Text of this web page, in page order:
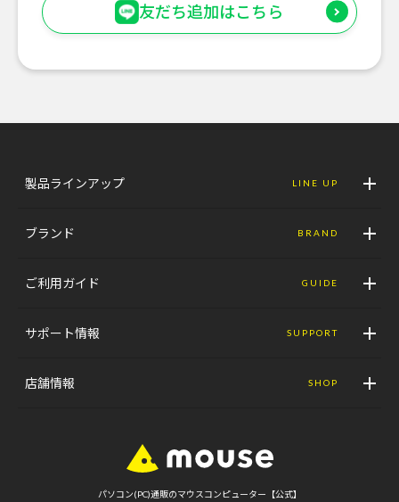
友だち追加はこちら
製品ラインアップ LINE UP
ブランド BRAND
ご利用ガイド GUIDE
サポート情報 SUPPORT
店舗情報 SHOP
パソコン(PC)通販のマウスコンピューター【公式】